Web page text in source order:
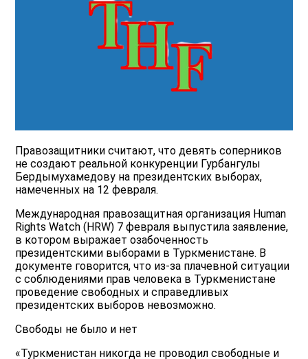
Правозащитники считают, что девять соперников
не создают реальной конкуренции Гурбангулы
Бердымухамедову на президентских выборах,
намеченных на 12 февраля.
Международная правозащитная организация Human
Rights Watch (HRW) 7 февраля выпустила заявление,
в котором выражает озабоченность
президентскими выборами в Туркменистане. В
документе говорится, что из-за плачевной ситуации
с соблюдениями прав человека в Туркменистане
проведение свободных и справедливых
президентских выборов невозможно.
Свободы не было и нет
«Туркменистан никогда не проводил свободные и